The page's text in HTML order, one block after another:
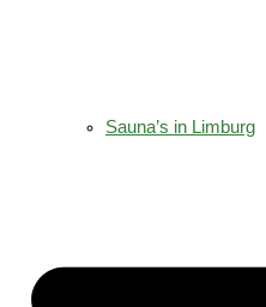
Sauna’s in Limburg